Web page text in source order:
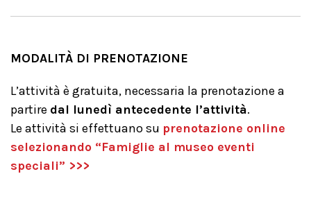
MODALITÀ DI PRENOTAZIONE
L’attività è gratuita, necessaria la prenotazione a
partire dal lunedì antecedente l’attività.
Le attività si effettuano su prenotazione online
selezionando “Famiglie al museo eventi
speciali” >>>